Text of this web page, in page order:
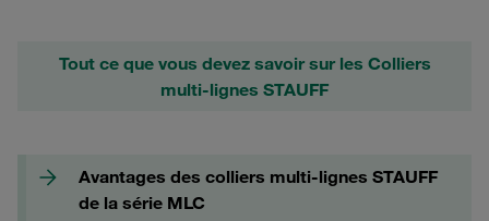
Tout ce que vous devez savoir sur les Colliers
multi-lignes STAUFF
Avantages des colliers multi-lignes STAUFF
de la série MLC